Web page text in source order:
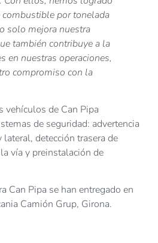
por tonelada
solo mejora nuestra
también contribuye a la
en nuestras operaciones,
compromiso con la
vehículos de Can Pipa
de seguridad: advertencia
detección trasera de
vía y preinstalación de
Can Pipa se han entregado en
Camión Grup, Girona.